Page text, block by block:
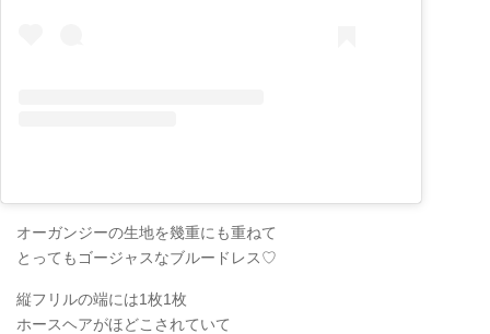
オーガンジーの生地を幾重にも重ねて
とってもゴージャスなブルードレス♡
縦フリルの端には1枚1枚
ホースヘアがほどこされていて